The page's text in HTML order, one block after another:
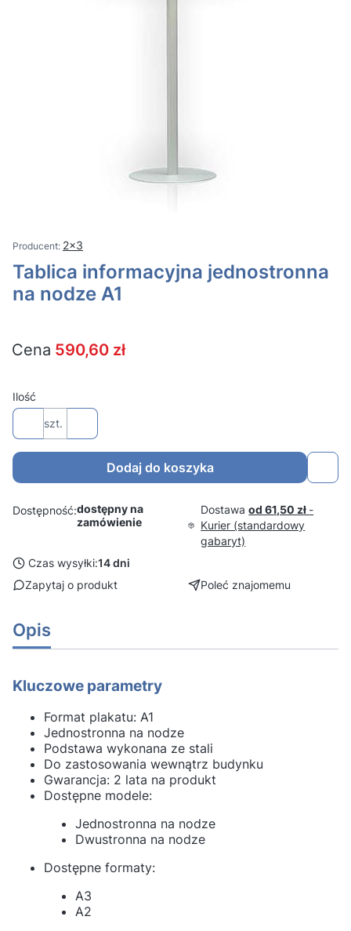
2x3
Tablica informacyjna jednostronna
na nodze A1
Cena 590,60 zł
Ilość
szt.
Dodaj do koszyka
Dostępność:dostępny na
zamówienie
Dostawaod 61,50 zł -
Kurier (standardowy
gabaryt)
Czas wysyłki:14 dni
Zapytaj o produkt
Poleć znajomemu
Opis
Kluczowe parametry
Format plakatu: A1
Jednostronna na nodze
Podstawa wykonana ze stali
Do zastosowania wewnątrz budynku
Gwarancja: 2 lata na produkt
Dostępne modele:
Jednostronna na nodze
Dwustronna na nodze
Dostępne formaty:
A3
A2